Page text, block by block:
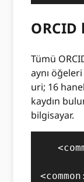
Tümü
aynı
uri; 16
kaydın
bilgisayar.
   <common:orcid-identifier>